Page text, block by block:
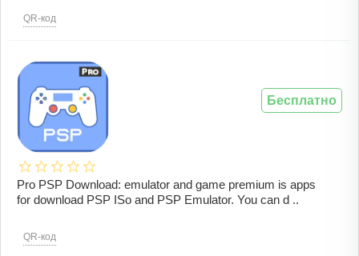
QR-код
Pro PSP Download: emulator and game premium is apps
for download PSP ISo and PSP Emulator. You can d ..
QR-код
Бесплатно